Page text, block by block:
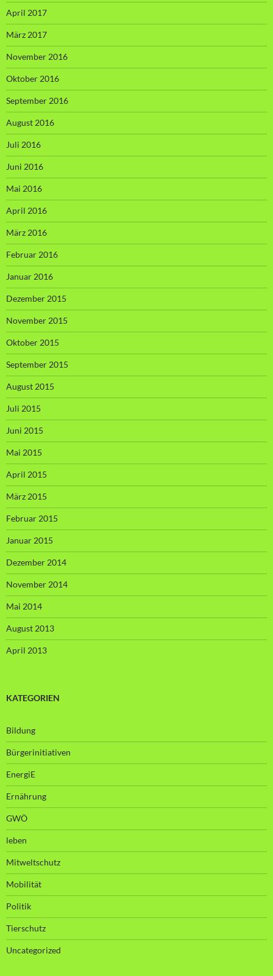
April 2017
März 2017
November 2016
Oktober 2016
September 2016
August 2016
Juli 2016
Juni 2016
Mai 2016
April 2016
März 2016
Februar 2016
Januar 2016
Dezember 2015
November 2015
Oktober 2015
September 2015
August 2015
Juli 2015
Juni 2015
Mai 2015
April 2015
März 2015
Februar 2015
Januar 2015
Dezember 2014
November 2014
Mai 2014
August 2013
April 2013
KATEGORIEN
Bildung
Bürgerinitiativen
EnergiE
Ernährung
GWÖ
leben
Mitweltschutz
Mobilität
Politik
Tierschutz
Uncategorized